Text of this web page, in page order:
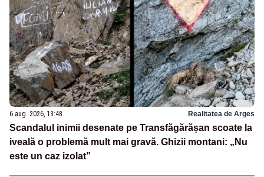
6 aug. 2026, 13:48 Realitatea de Arges
Scandalul inimii desenate pe Transfăgărășan scoate la
iveală o problemă mult mai gravă. Ghizii montani: „Nu
este un caz izolat”